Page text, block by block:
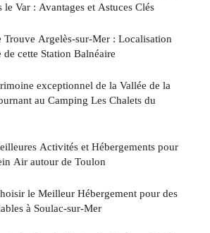
le Var : Avantages et Astuces Clés
Trouve Argelès-sur-Mer : Localisation
cette Station Balnéaire
exceptionnel de la Vallée de la
au Camping Les Chalets du
Activités et Hébergements pour
Air autour de Toulon
le Meilleur Hébergement pour des
à Soulac-sur-Mer